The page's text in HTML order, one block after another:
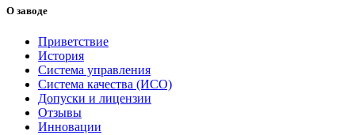
О заводе
Приветствие
История
Система управления
Система качества (ИСО)
Допуски и лицензии
Отзывы
Инновации